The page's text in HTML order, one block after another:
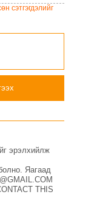
сэтгэгдэлийг
эрэлхийлж
Яагаад
THIS